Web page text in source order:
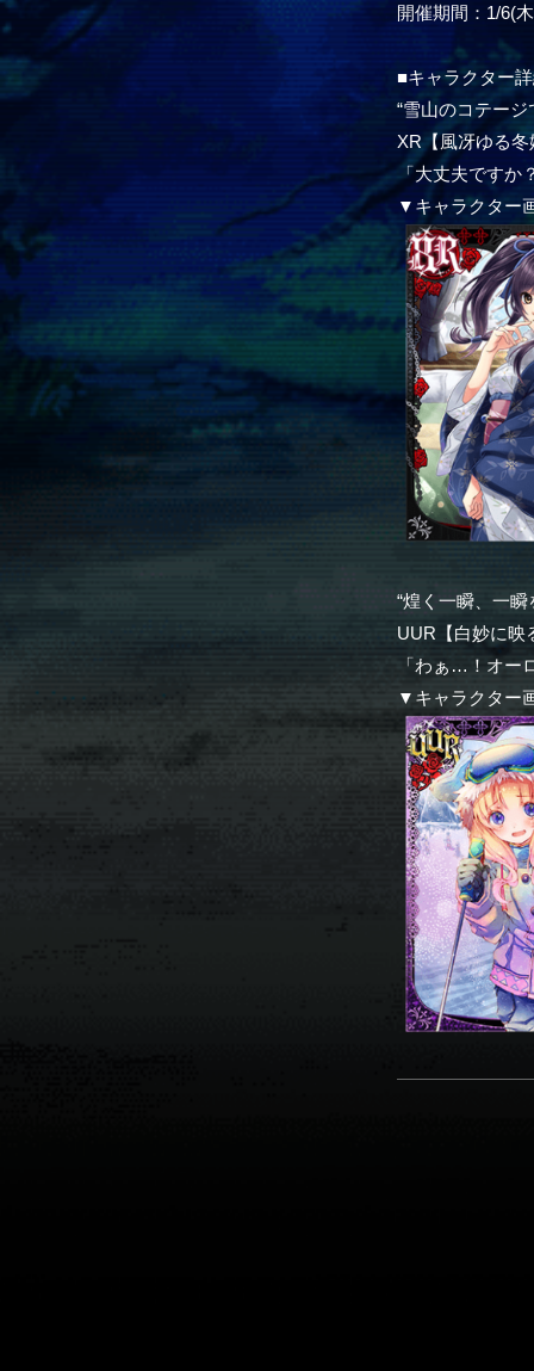
開催期間：1/6(
■キャラクター
“雪山のコテー
XR【風冴ゆる
「大丈夫ですか
▼キャラクター
“煌く一瞬、一
UUR【白妙に映
「わぁ…！オー
▼キャラクター